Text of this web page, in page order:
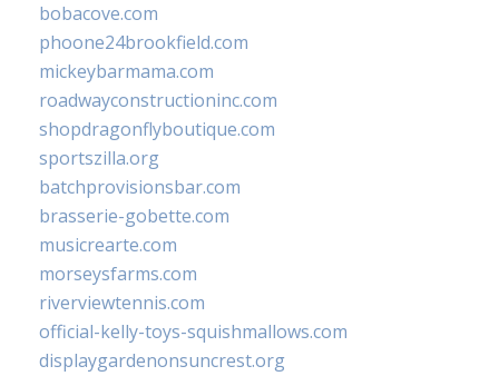
bobacove.com
phoone24brookfield.com
mickeybarmama.com
roadwayconstructioninc.com
shopdragonflyboutique.com
sportszilla.org
batchprovisionsbar.com
brasserie-gobette.com
musicrearte.com
morseysfarms.com
riverviewtennis.com
official-kelly-toys-squishmallows.com
displaygardenonsuncrest.org